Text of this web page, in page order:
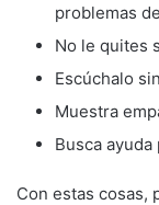
problemas
No le quites
Escúchalo
Muestra
Busca
Con estas cosas,